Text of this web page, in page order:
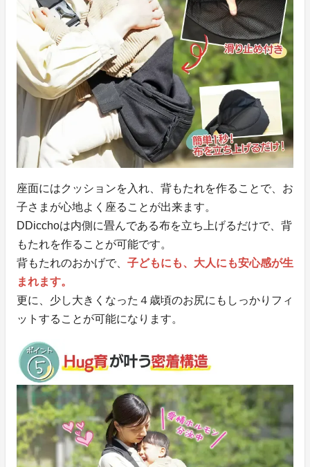
座面にはクッションを入れ、背もたれを作ることで、お
子さまが心地よく座ることが出来ます。
DDicchoは内側に畳んである布を立ち上げるだけで、背
もたれを作ることが可能です。
背もたれのおかげで、 子どもにも、大人にも安心感が生
まれます。
更に、少し大きくなった４歳頃のお尻にもしっかりフィ
ットすることが可能になります。